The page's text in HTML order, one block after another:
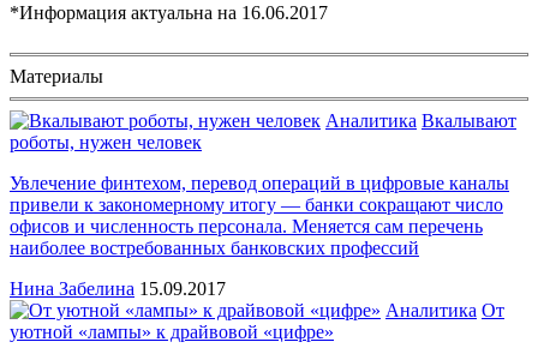
*Информация актуальна на 16.06.2017
Материалы
Аналитика Вкалывают
роботы, нужен человек
Увлечение финтехом, перевод операций в цифровые каналы
привели к закономерному итогу — банки сокращают число
офисов и численность персонала. Меняется сам перечень
наиболее востребованных банковских профессий
Нина Забелина 15.09.2017
Аналитика От
уютной «лампы» к драйвовой «цифре»